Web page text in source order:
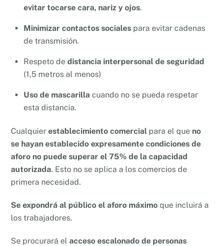
evitar tocarse cara, nariz y ojos.
Minimizar contactos sociales para evitar cadenas
de transmisión.
Respeto de distancia interpersonal de seguridad
(1,5 metros al menos)
Uso de mascarilla cuando no se pueda respetar
esta distancia.
Cualquierestablecimiento comercial para el que no
se hayan establecido expresamente condiciones de
aforo no puede superar el 75% de la capacidad
autorizada. Esto no se aplica a los comercios de
primera necesidad.
Se expondrá al público el aforo máximo que incluirá a
los trabajadores.
Se procurará elacceso escalonado de personas